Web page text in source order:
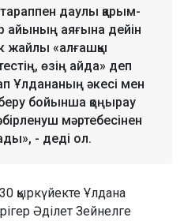
даулы қарым-
айының аяғына дейін
жайлы «алғашқы
өзің айда» деп
Ұлдананың әкесі мен
беру бойынша қоңырау
мәртебесінен
- деді ол.
қыркүйекте Ұлдана
Әділет Зейнелге